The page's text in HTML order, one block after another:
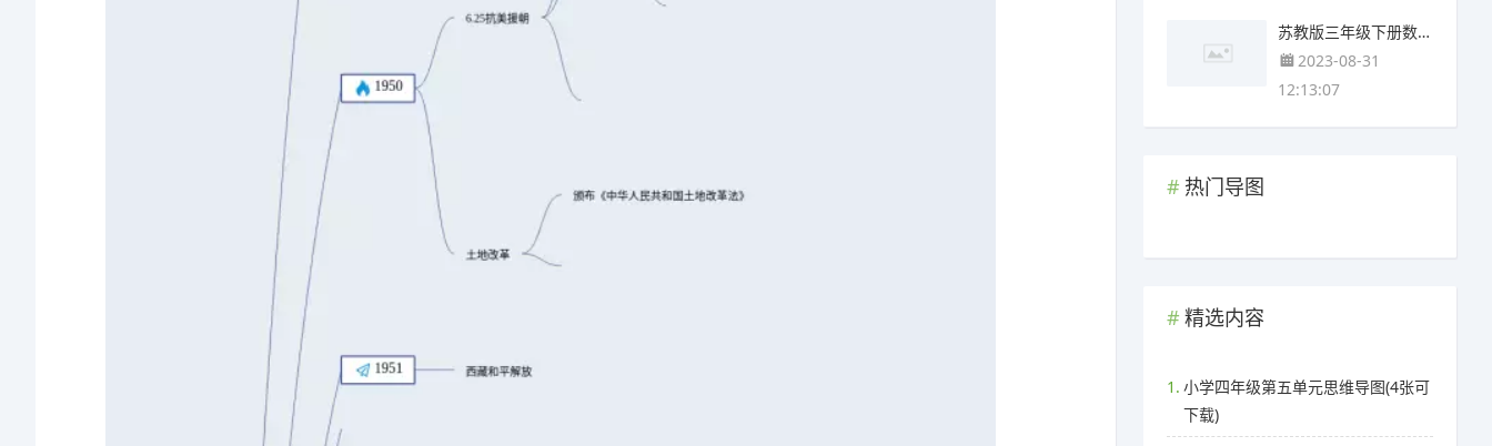
苏教版三年级下册数学第六单元思维导图(4张精选版)
2023-08-31
12:13:07
热门导图
精选内容
1. 小学四年级第五单元思维导图(4张可
下载)